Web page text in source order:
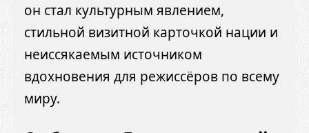
он стал культурным явлением,
стильной визитной карточкой нации и
неиссякаемым источником
вдохновения для режиссёров по всему
миру.